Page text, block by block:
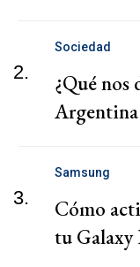
2.
Sociedad
¿Qué nos
Argentina
3.
Samsung
Cómo
tu Galaxy